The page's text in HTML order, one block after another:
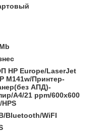
HP Europe/LaserJet
M141w/Принтер-
АПД)-
A4/21 ppm/600x600
Bluetooth/WiFI